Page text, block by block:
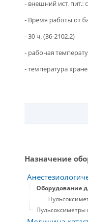
- внешний ист. пит.:
- Время работы от
- 30 ч. (36-2102.2)
- рабочая
- температура
Назначение
Оборудование
Пульсоксиметры